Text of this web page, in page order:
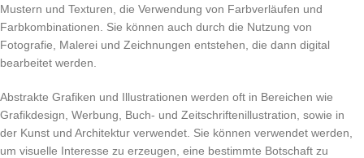
Mustern und Texturen, die Verwendung von Farbverläufen und
Farbkombinationen. Sie können auch durch die Nutzung von
Fotografie, Malerei und Zeichnungen entstehen, die dann digital
bearbeitet werden.
Abstrakte Grafiken und Illustrationen werden oft in Bereichen wie
Grafikdesign, Werbung, Buch- und Zeitschriftenillustration, sowie in
der Kunst und Architektur verwendet. Sie können verwendet werden,
um visuelle Interesse zu erzeugen, eine bestimmte Botschaft zu